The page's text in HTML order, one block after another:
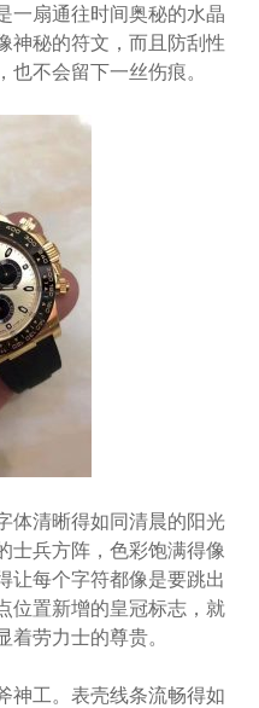
一扇通往时间奥秘的水晶
神秘的符文，而且防刮性
不会留下一丝伤痕。
体清晰得如同清晨的阳光
士兵方阵，色彩饱满得像
让每个字符都像是要跳出
位置新增的皇冠标志，就
劳力士的尊贵。
神工。表壳线条流畅得如